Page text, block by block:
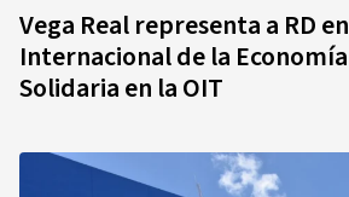
Vega Real representa a RD
Internacional de la
Solidaria en la OIT